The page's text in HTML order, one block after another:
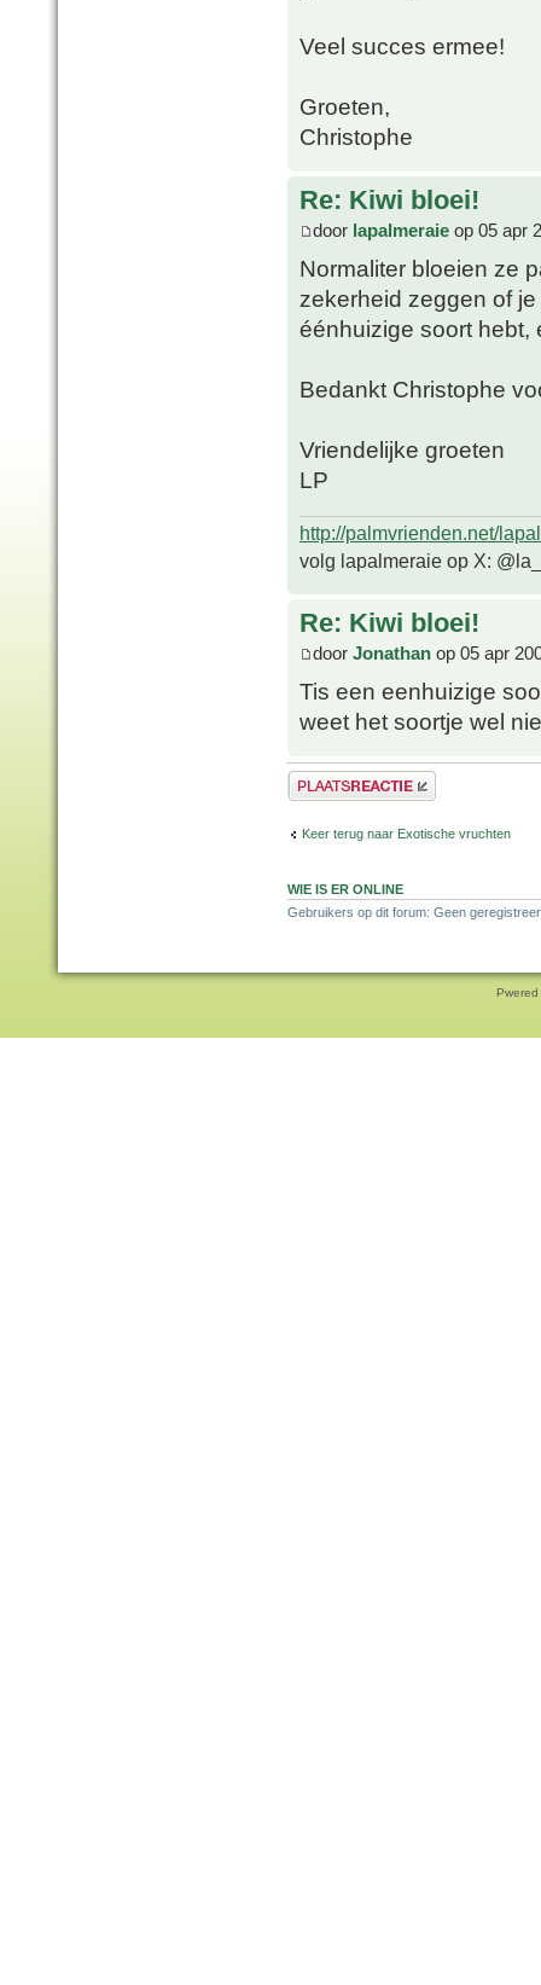
Veel succes ermee!
Groeten,
Christophe
Re: Kiwi bloei!
door lapalmeraie op 05 apr
Normaliter bloeien ze
zekerheid zeggen of
éénhuizige soort hebt,
Bedankt Christophe
Vriendelijke groeten
LP
http://palmvrienden.net/
volg lapalmeraie op X:
Re: Kiwi bloei!
door Jonathan op 05 apr
Tis een eenhuizige
weet het soortje wel
Plaats een reactie
Keer terug naar Exotische vruchten
WIE IS ER ONLINE
Gebruikers op dit forum: Geen